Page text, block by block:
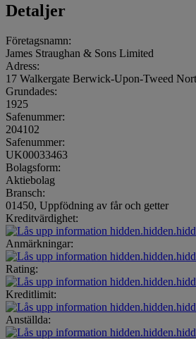
Detaljer
Företagsnamn:
James Straughan & Sons Limited
Adress:
17 Walkergate Berwick-Upon-Tweed
Grundades:
1925
Safenummer:
204102
Safenummer:
UK00033463
Bolagsform:
Aktiebolag
Bransch:
01450, Uppfödning av får och getter
Kreditvärdighet:
Anmärkningar:
Rating:
Kreditlimit:
Anställda: